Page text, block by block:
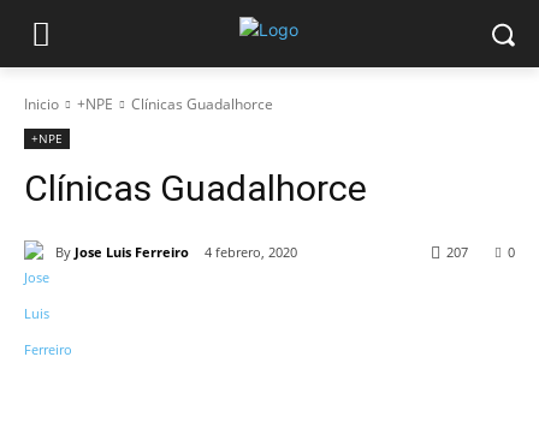
Inicio +NPE Clínicas Guadalhorce
+NPE
Clínicas Guadalhorce
By Jose Luis Ferreiro 4 febrero, 2020 0
207